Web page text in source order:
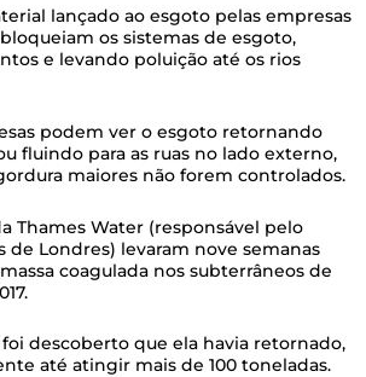
lançado ao esgoto pelas empresas
os sistemas de esgoto,
e levando poluição até os rios
podem ver o esgoto retornando
fluindo para as ruas no lado externo,
maiores não forem controlados.
Thames Water (responsável pelo
de Londres) levaram nove semanas
coagulada nos subterrâneos de
foi descoberto que ela havia retornado,
até atingir mais de 100 toneladas.